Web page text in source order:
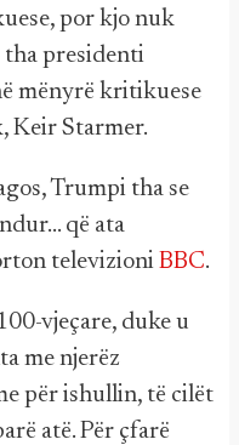
por kjo nuk
tha presidenti
mënyrë kritikuese
Keir Starmer.
Trumpi tha se
që ata
televizioni BBC.
vjeçare, duke u
me njerëz
për ishullin, të cilët
atë. Për çfarë